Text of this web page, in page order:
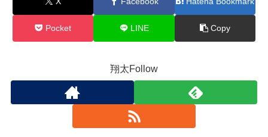
Pocket LINE Copy
翔太Follow